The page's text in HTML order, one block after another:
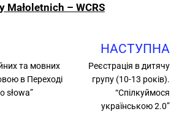
Małoletnich – WCRS
та мовних
в Переході
słowa”
НАСТУПНА
Реєстрація в дитячу
групу (10-13 років).
“Спілкуймося
українською 2.0”